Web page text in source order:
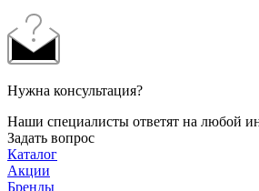
Нужна консультация?
Наши специалисты ответят на любой
Задать вопрос
Каталог
Акции
Бренды